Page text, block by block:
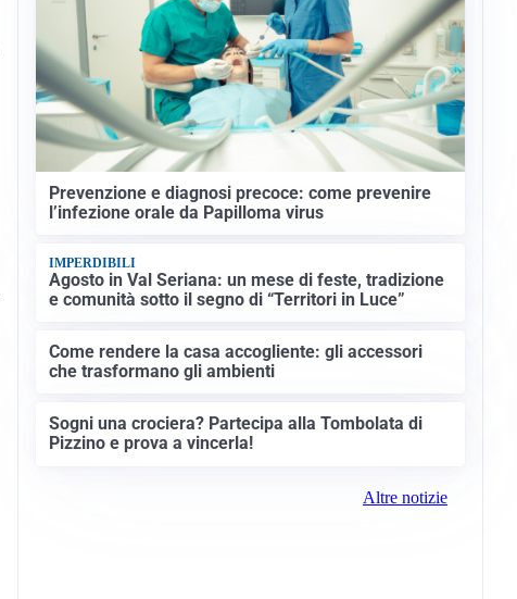
Prevenzione e diagnosi precoce: come prevenire
l’infezione orale da Papilloma virus
IMPERDIBILI
Agosto in Val Seriana: un mese di feste, tradizione
e comunità sotto il segno di “Territori in Luce”
Come rendere la casa accogliente: gli accessori
che trasformano gli ambienti
Sogni una crociera? Partecipa alla Tombolata di
Pizzino e prova a vincerla!
Altre notizie